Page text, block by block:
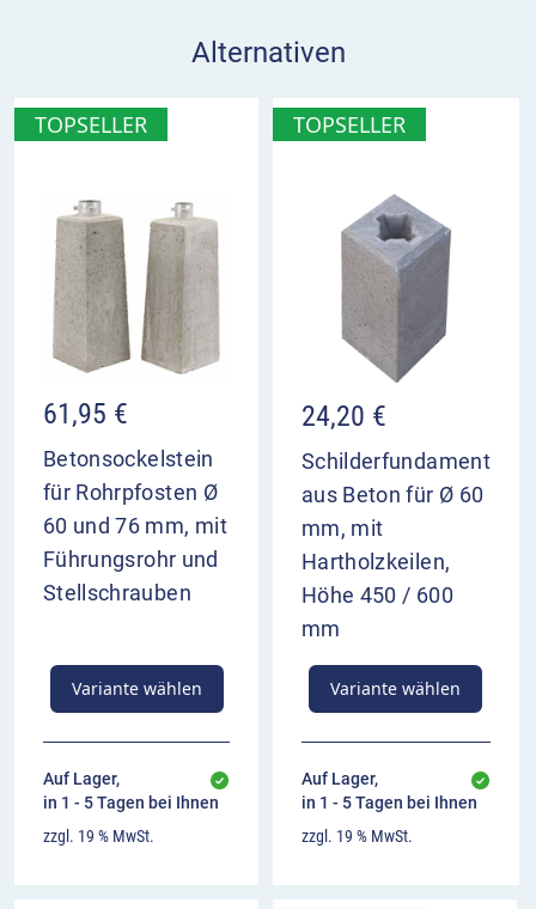
Alternativen
TOPSELLER
61,95 €
Betonsockelstein
für Rohrpfosten Ø
60 und 76 mm, mit
Führungsrohr und
Stellschrauben
Variante wählen
Auf Lager,
in 1 - 5 Tagen bei Ihnen
zzgl. 19 % MwSt.
TOPSELLER
24,20 €
Schilderfundament
aus Beton für Ø 60
mm, mit
Hartholzkeilen,
Höhe 450 / 600
mm
Variante wählen
Auf Lager,
in 1 - 5 Tagen bei Ihnen
zzgl. 19 % MwSt.